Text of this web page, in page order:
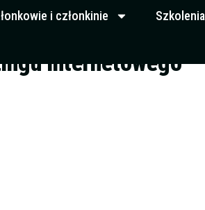
i członkinie Szkolenia
internetowego